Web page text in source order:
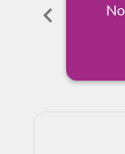
chevron_left